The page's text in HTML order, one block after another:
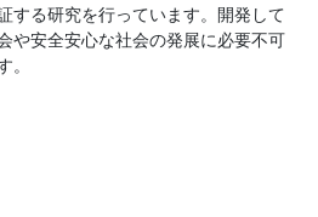
する研究を行っています。開発して
や安全安心な社会の発展に必要不可
。